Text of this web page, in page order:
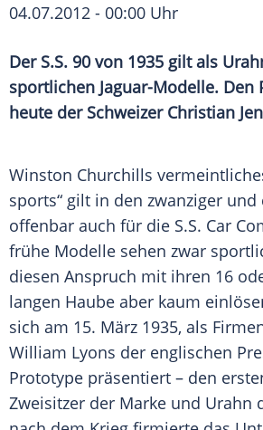
04.07.2012 - 00:00 Uhr
Der S.S. 90 von 1935 gilt als
sportlichen Jaguar-Modelle. Den
heute der Schweizer Christian
Winston Churchills
sports“ gilt in den zwanziger und
offenbar auch für die S.S. Car
frühe Modelle sehen zwar
diesen Anspruch mit ihren 16
langen Haube aber kaum
sich am 15. März 1935, als
William Lyons der englischen
Prototype präsentiert – den
Zweisitzer der Marke und Urahn